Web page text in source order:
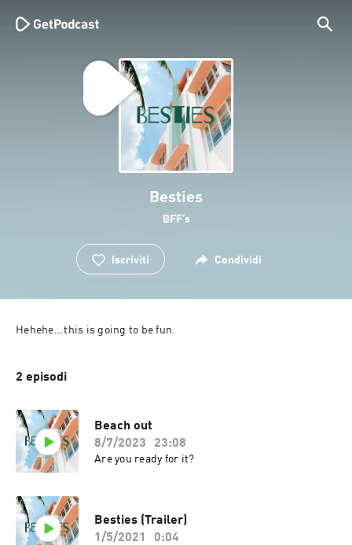
Besties
BFF’s
Iscriviti Condividi
2 episodi
Beach out
8/7/2023
23:08
Are you ready for it?
Besties (Trailer)
1/5/2021
0:04